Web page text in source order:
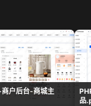
户后台-商城主
品